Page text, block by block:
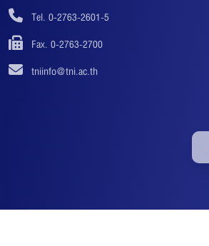
Tel. 0-2763-2601-5
Fax. 0-2763-2700
tniinfo@tni.ac.th